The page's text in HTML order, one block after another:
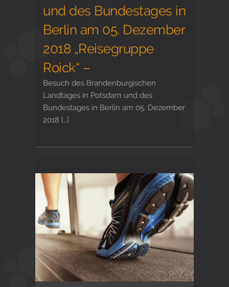
und des Bundestages in
Berlin am 05. Dezember
2018 „Reisegruppe
Roick“ –
Besuch des Brandenburgischen
Landtages in Potsdam und des
Bundestages in Berlin am 05. Dezember
2018 […]